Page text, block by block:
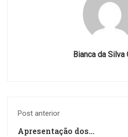
Bianca da Silva
Post anterior
Apresentação dos